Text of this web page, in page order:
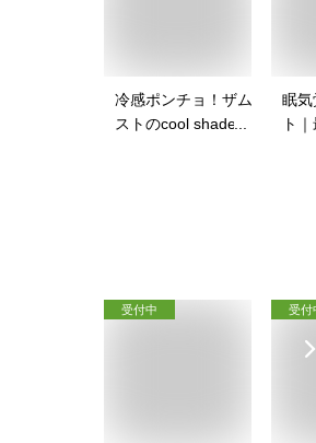
冷感ポンチョ！ザム
ストのcool shader
眠気
ト
受付中 受付